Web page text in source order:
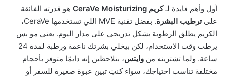
أول وأهم فايدة لـكريم CeraVe Moisturizing
هو قدرته الفائقة
علىترطيب البشرة
. بفضل تقنية MVE اللي تستخدمها CeraVe،
الكريم يطلق الرطوبة بشكل تدريجي على مدار اليوم. يعني مو بس
يرطب وقت الاستخدام، لكن بيخلي بشرتك ناعمة ورطبة لمدة 24
ساعة. ولما تشترينه من وايتس، بتلاحظين إنه دايمًا متوفر بأحجام
مختلفة تناسب احتياجك، سواء كنتِ تبين عبوة صغيرة للسفر أو